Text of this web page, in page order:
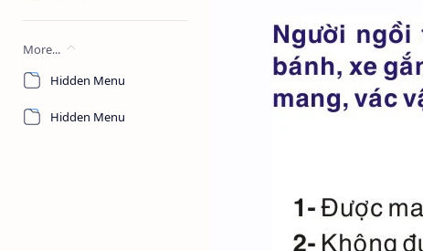
More...
Hidden Menu
Hidden Menu